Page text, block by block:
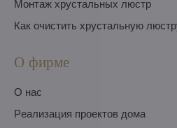
Монтаж хрустальных люстр
Как очистить хрустальную
О фирме
O нас
Pеализация проектов дома